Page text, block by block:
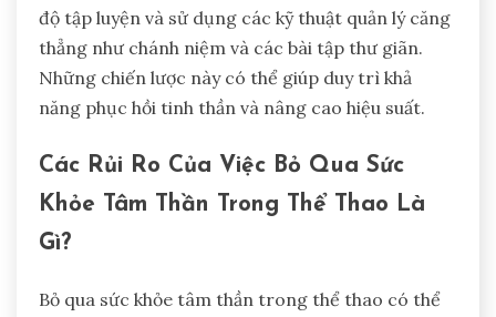
độ tập luyện và sử dụng các kỹ thuật quản lý căng
thẳng như chánh niệm và các bài tập thư giãn.
Những chiến lược này có thể giúp duy trì khả
năng phục hồi tinh thần và nâng cao hiệu suất.
Các Rủi Ro Của Việc Bỏ Qua Sức
Khỏe Tâm Thần Trong Thể Thao Là
Gì?
Bỏ qua sức khỏe tâm thần trong thể thao có thể